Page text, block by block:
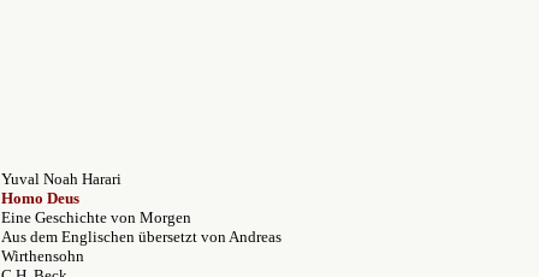
Yuval Noah Harari
Homo Deus
Eine Geschichte von Morgen
Aus dem Englischen übersetzt von Andreas
Wirthensohn